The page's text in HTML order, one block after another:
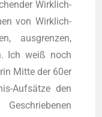
Wirk­lich­
von Wirk­lich­
aus­gren­zen,
Ich weiß noch
Mit­te der 60er
Auf­sät­ze den